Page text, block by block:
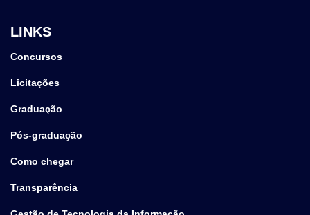
LINKS
Concursos
Licitações
Graduação
Pós-graduação
Como chegar
Transparência